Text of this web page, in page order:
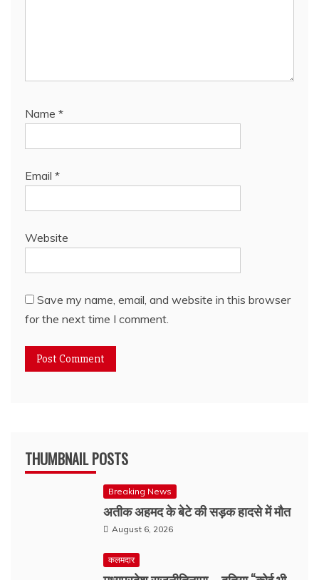
Name *
Email *
Website
Save my name, email, and website in this browser
for the next time I comment.
THUMBNAIL POSTS
Breaking News
अतीक अहमद के बेटे की सड़क हादसे में मौत
August 6, 2026
कलमदार